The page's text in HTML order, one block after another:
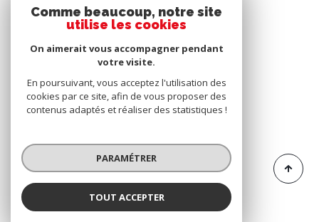
Admin
© 2026 | Tous droits réservés
Réalisé par
Comme beaucoup, notre site
utilise les cookies
On aimerait vous accompagner pendant
votre visite.
En poursuivant, vous acceptez l'utilisation des
cookies par ce site, afin de vous proposer des
contenus adaptés et réaliser des statistiques !
PARAMÉTRER
TOUT ACCEPTER